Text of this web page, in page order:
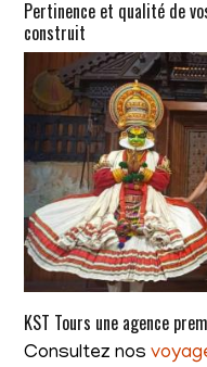
Pertinence et qualité de
construit
KST Tours une agence
Consultez nos